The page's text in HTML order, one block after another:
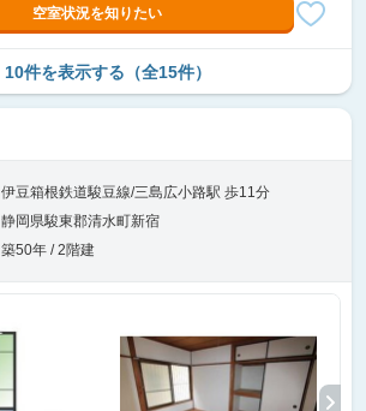
空室状況を知りたい
10件を表示する（全15件）
伊豆箱根鉄道駿豆線/三島広小路駅 歩11分
静岡県駿東郡清水町新宿
築50年 / 2階建